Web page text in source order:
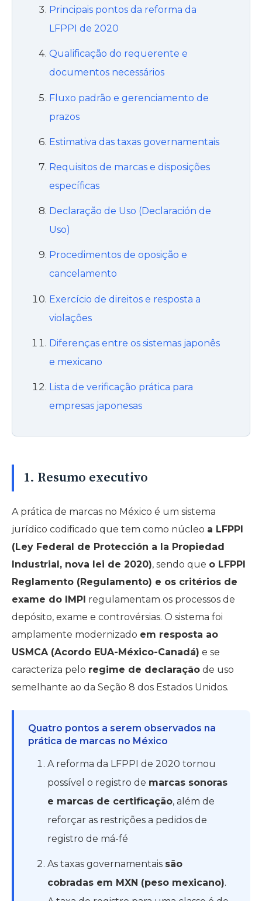
Principais pontos da reforma da
LFPPI de 2020
Qualificação do requerente e
documentos necessários
Fluxo padrão e gerenciamento de
prazos
Estimativa das taxas governamentais
Requisitos de marcas e disposições
específicas
Declaração de Uso (Declaración de
Uso)
Procedimentos de oposição e
cancelamento
Exercício de direitos e resposta a
violações
Diferenças entre os sistemas japonês
e mexicano
Lista de verificação prática para
empresas japonesas
1. Resumo executivo
A prática de marcas no México é um sistema
jurídico codificado que tem como núcleo a LFPPI
(Ley Federal de Protección a la Propiedad
Industrial, nova lei de 2020), sendo que o LFPPI
Reglamento (Regulamento) e os critérios de
exame do IMPI regulamentam os processos de
depósito, exame e controvérsias. O sistema foi
amplamente modernizado em resposta ao
USMCA (Acordo EUA-México-Canadá) e se
caracteriza pelo regime de declaração de uso
semelhante ao da Seção 8 dos Estados Unidos.
Quatro pontos a serem observados na
prática de marcas no México
A reforma da LFPPI de 2020 tornou
possível o registro de marcas sonoras
e marcas de certificação, além de
reforçar as restrições a pedidos de
registro de má-fé
As taxas governamentais são
cobradas em MXN (peso mexicano).